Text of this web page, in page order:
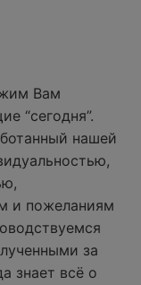
Вам
“сегодня”.
нашей
и пожеланиям
за
знает всё о